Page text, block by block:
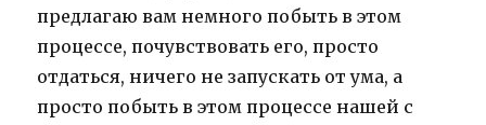
предлагаю вам немного побыть в этом
процессе, почувствовать его, просто
отдаться, ничего не запускать от ума, а
просто побыть в этом процессе нашей с